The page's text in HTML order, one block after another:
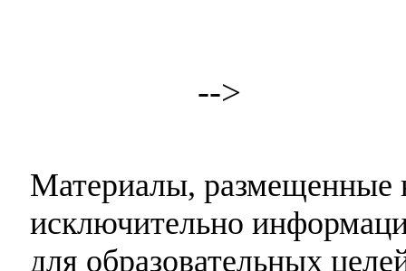
-->
Материалы, размещенные
исключительно
для образовательных